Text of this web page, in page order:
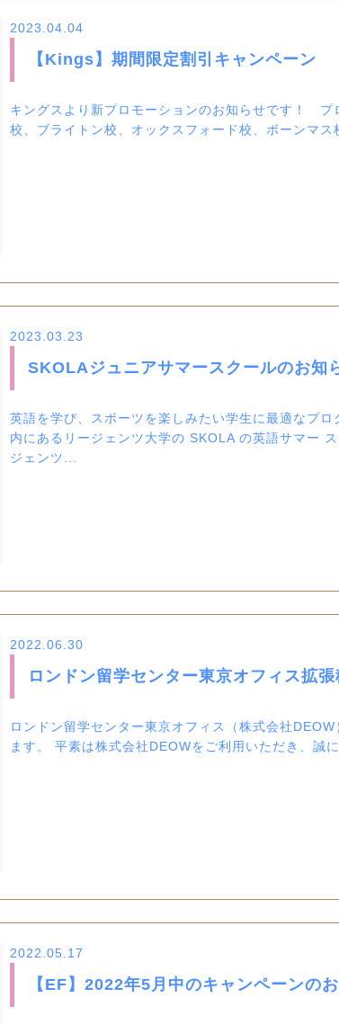
2023.04.04
【Kings】期間限定割引キャンペーン
キングスより新プロモーションのお知らせです！ プ
校、ブライトン校、オックスフォード校、ボーンマ
2023.03.23
SKOLAジュニアサマースクールのお知
英語を学び、スポーツを楽しみたい学生に最適なプ
内にあるリージェンツ大学の SKOLA の英語サマー
ジェンツ...
2022.06.30
ロンドン留学センター東京オフィス拡
ロンドン留学センター東京オフィス（株式会社
ます。 平素は株式会社DEOWをご利用いただき、誠
2022.05.17
【EF】2022年5月中のキャンペーンの